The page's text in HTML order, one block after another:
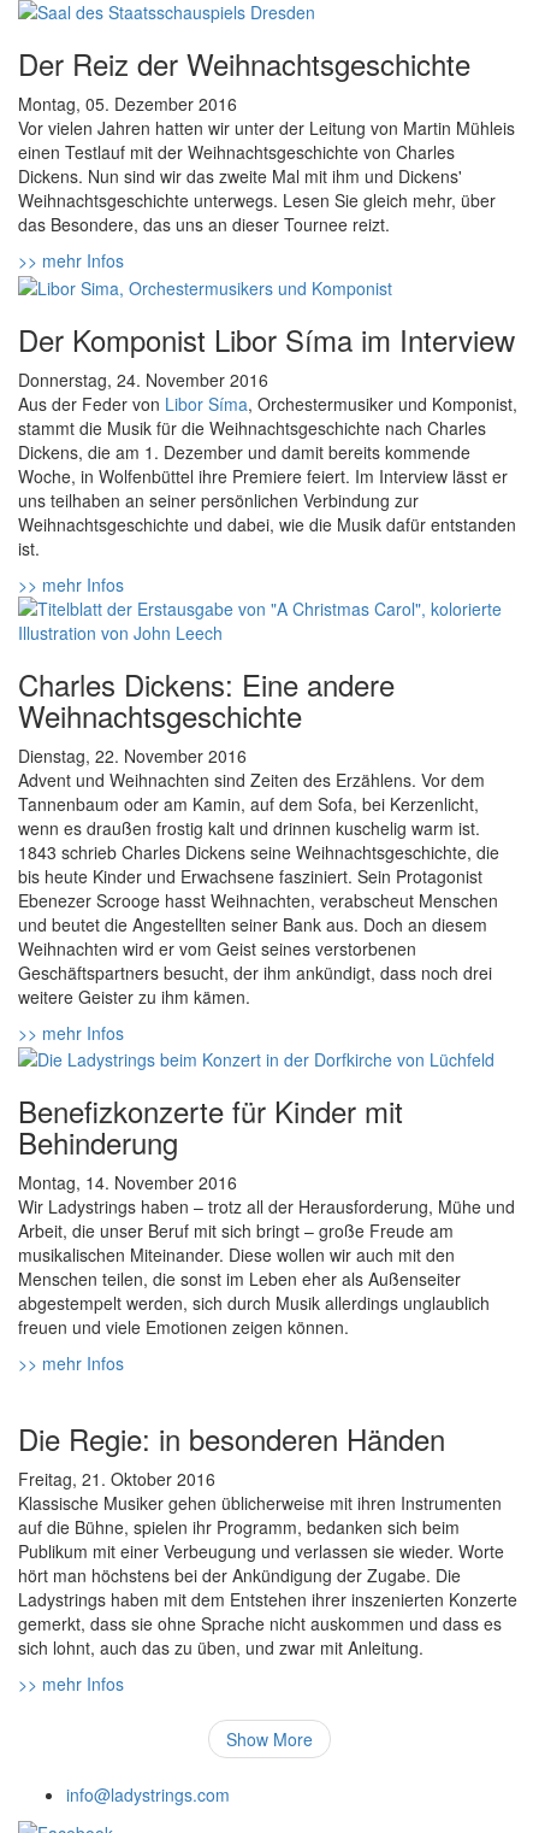
Der Reiz der Weihnachtsgeschichte
Montag, 05. Dezember 2016
Vor vielen Jahren hatten wir unter der Leitung von Martin Mühleis
einen Testlauf mit der Weihnachtsgeschichte von Charles
Dickens. Nun sind wir das zweite Mal mit ihm und Dickens'
Weihnachtsgeschichte unterwegs. Lesen Sie gleich mehr, über
das Besondere, das uns an dieser Tournee reizt.
>> mehr Infos
Der Komponist Libor Síma im Interview
Donnerstag, 24. November 2016
Aus der Feder von Libor Síma, Orchestermusiker und Komponist,
stammt die Musik für die Weihnachtsgeschichte nach Charles
Dickens, die am 1. Dezember und damit bereits kommende
Woche, in Wolfenbüttel ihre Premiere feiert. Im Interview lässt er
uns teilhaben an seiner persönlichen Verbindung zur
Weihnachtsgeschichte und dabei, wie die Musik dafür entstanden
ist.
>> mehr Infos
Charles Dickens: Eine andere
Weihnachtsgeschichte
Dienstag, 22. November 2016
Advent und Weihnachten sind Zeiten des Erzählens. Vor dem
Tannenbaum oder am Kamin, auf dem Sofa, bei Kerzenlicht,
wenn es draußen frostig kalt und drinnen kuschelig warm ist.
1843 schrieb Charles Dickens seine Weihnachtsgeschichte, die
bis heute Kinder und Erwachsene fasziniert. Sein Protagonist
Ebenezer Scrooge hasst Weihnachten, verabscheut Menschen
und beutet die Angestellten seiner Bank aus. Doch an diesem
Weihnachten wird er vom Geist seines verstorbenen
Geschäftspartners besucht, der ihm ankündigt, dass noch drei
weitere Geister zu ihm kämen.
>> mehr Infos
Benefizkonzerte für Kinder mit
Behinderung
Montag, 14. November 2016
Wir Ladystrings haben – trotz all der Herausforderung, Mühe und
Arbeit, die unser Beruf mit sich bringt – große Freude am
musikalischen Miteinander. Diese wollen wir auch mit den
Menschen teilen, die sonst im Leben eher als Außenseiter
abgestempelt werden, sich durch Musik allerdings unglaublich
freuen und viele Emotionen zeigen können.
>> mehr Infos
Die Regie: in besonderen Händen
Freitag, 21. Oktober 2016
Klassische Musiker gehen üblicherweise mit ihren Instrumenten
auf die Bühne, spielen ihr Programm, bedanken sich beim
Publikum mit einer Verbeugung und verlassen sie wieder. Worte
hört man höchstens bei der Ankündigung der Zugabe. Die
Ladystrings haben mit dem Entstehen ihrer inszenierten Konzerte
gemerkt, dass sie ohne Sprache nicht auskommen und dass es
sich lohnt, auch das zu üben, und zwar mit Anleitung.
>> mehr Infos
Show More
info@ladystrings.com